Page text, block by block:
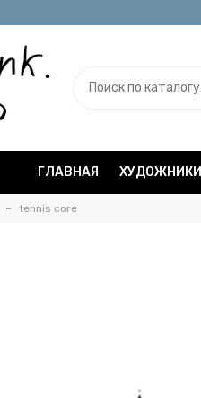
ГЛАВНАЯ ХУДОЖНИКИ
tennis core